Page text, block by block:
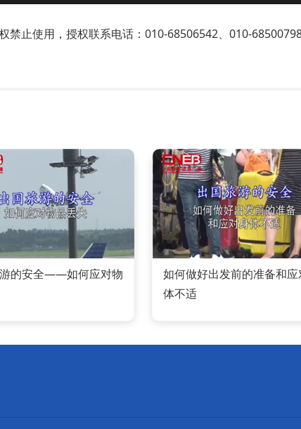
禁止使用，授权联系电话：010-68506542、010-68500798
的安全——如何应对物
如何做好出发前的准备和应
体不适